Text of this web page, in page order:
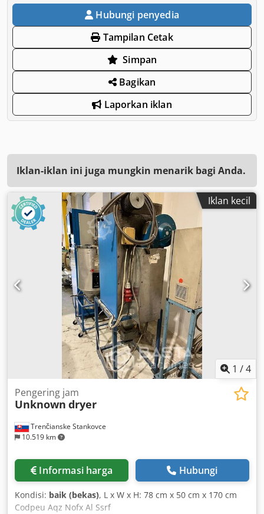
Hubungi penyedia
Tampilan Cetak
Simpan
Bagikan
Laporkan iklan
Iklan-iklan ini juga mungkin menarik bagi Anda.
Iklan kecil
1 /4
Trenčianske Stankovce
10.519 km
Pengering jam
Unknown dryer
Informasi harga Hubungi
Kondisi: baik (bekas), L x W x H: 78 cm x 50 cm x 170 cm
Codpeu Aqz Nofx Al Ssrf